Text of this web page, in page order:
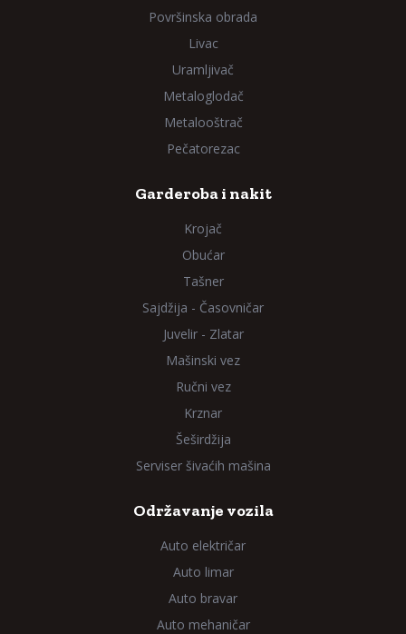
Površinska obrada
Livac
Uramljivač
Metaloglodač
Metalooštrač
Pečatorezac
Garderoba i nakit
Krojač
Obućar
Tašner
Sajdžija - Časovničar
Juvelir - Zlatar
Mašinski vez
Ručni vez
Krznar
Šeširdžija
Serviser šivaćih mašina
Održavanje vozila
Auto električar
Auto limar
Auto bravar
Auto mehaničar